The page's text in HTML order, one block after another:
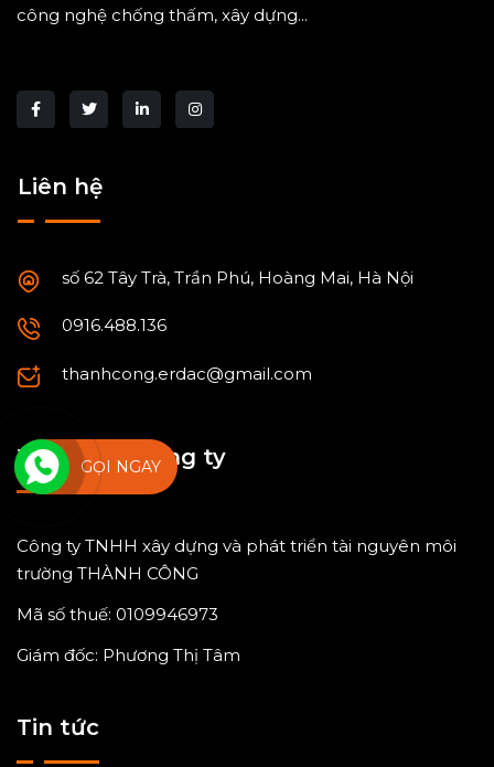
công nghệ chống thấm, xây dựng...
Liên hệ
số 62 Tây Trà, Trần Phú, Hoàng Mai, Hà Nội
0916.488.136
thanhcong.erdac@gmail.com
Thông tin công ty
Công ty TNHH xây dựng và phát triển tài nguyên môi
trường THÀNH CÔNG
Mã số thuế: 0109946973
Giám đốc: Phương Thị Tâm
Tin tức
GỌI NGAY